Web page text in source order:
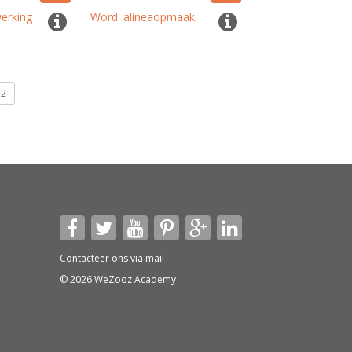
Word: alineaopmaak
2
Contacteer ons via mail
© 2026 WeZooz Academy